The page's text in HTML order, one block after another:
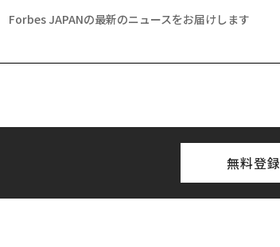
Forbes JAPANの最新のニュースをお届けします
無料登録